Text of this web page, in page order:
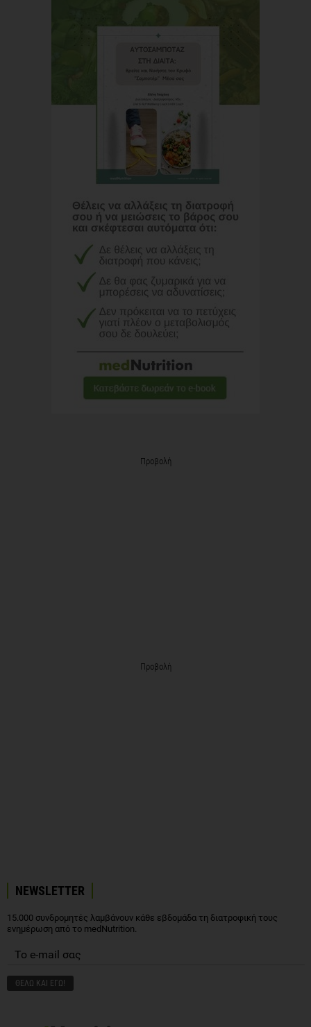
Προβολή
Προβολή
NEWSLETTER
15.000 συνδρομητές λαμβάνουν κάθε εβδομάδα τη διατροφική τους
ενημέρωση από το medNutrition.